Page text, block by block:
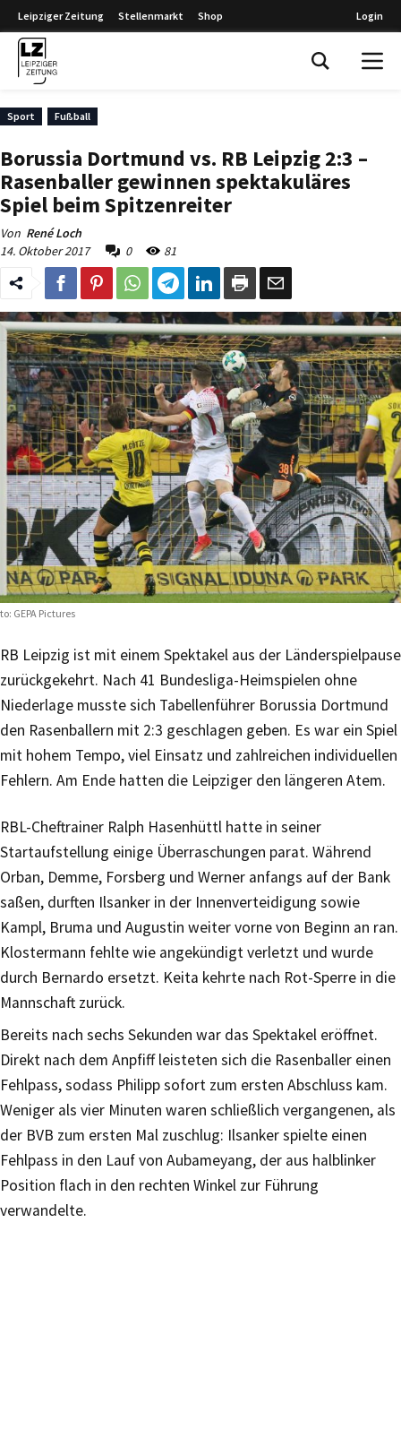
Leipziger Zeitung Stellenmarkt Shop Login
Sport Fußball
Borussia Dortmund vs. RB Leipzig 2:3 –
Rasenballer gewinnen spektakuläres
Spiel beim Spitzenreiter
Von René Loch
14. Oktober 2017
0 81
GEPA Pictures
RB Leipzig ist mit einem Spektakel aus der Länderspielpause
zurückgekehrt. Nach 41 Bundesliga-Heimspielen ohne
Niederlage musste sich Tabellenführer Borussia Dortmund
den Rasenballern mit 2:3 geschlagen geben. Es war ein Spiel
mit hohem Tempo, viel Einsatz und zahlreichen individuellen
Fehlern. Am Ende hatten die Leipziger den längeren Atem.
RBL-Cheftrainer Ralph Hasenhüttl hatte in seiner
Startaufstellung einige Überraschungen parat. Während
Orban, Demme, Forsberg und Werner anfangs auf der Bank
saßen, durften Ilsanker in der Innenverteidigung sowie
Kampl, Bruma und Augustin weiter vorne von Beginn an ran.
Klostermann fehlte wie angekündigt verletzt und wurde
durch Bernardo ersetzt. Keita kehrte nach Rot-Sperre in die
Mannschaft zurück.
Bereits nach sechs Sekunden war das Spektakel eröffnet.
Direkt nach dem Anpfiff leisteten sich die Rasenballer einen
Fehlpass, sodass Philipp sofort zum ersten Abschluss kam.
Weniger als vier Minuten waren schließlich vergangenen, als
der BVB zum ersten Mal zuschlug: Ilsanker spielte einen
Fehlpass in den Lauf von Aubameyang, der aus halblinker
Position flach in den rechten Winkel zur Führung
verwandelte.